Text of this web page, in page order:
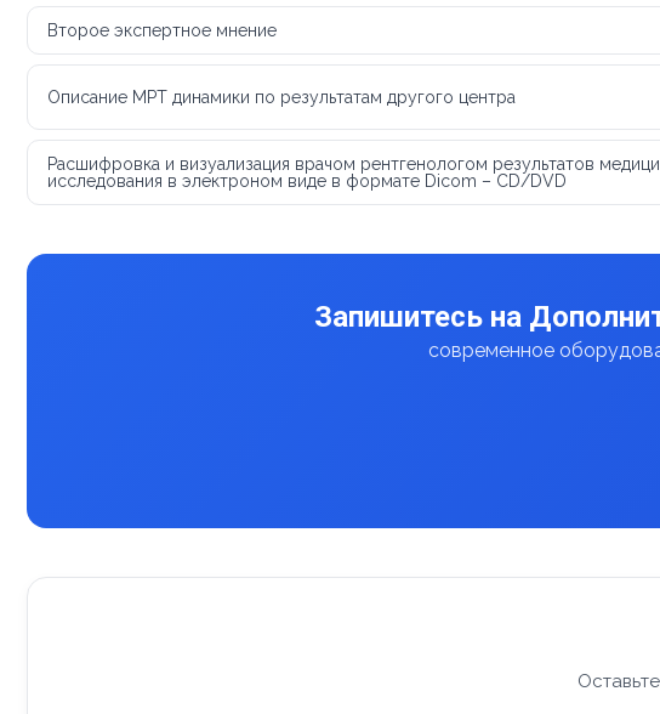
Второе экспертное мнение
Описание МРТ динамики по результатам другого центра
Расшифровка и визуализация врачом рентгенологом результатов
исследования в электроном виде в формате Dicom – CD/DVD
Запишитесь на
современное